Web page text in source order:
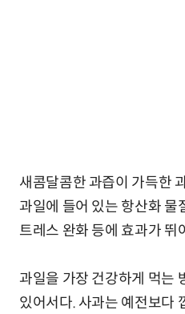
새콤달콤한 과즙이 가득한
과일에 들어 있는 항산화
트레스 완화 등에 효과가 뛰
과일을 가장 건강하게 먹는
있어서다. 사과는 예전보다